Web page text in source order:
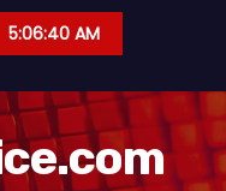
5:06:41 AM